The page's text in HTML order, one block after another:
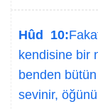
Hûd 10:
kendisine bir
benden
sevinir,